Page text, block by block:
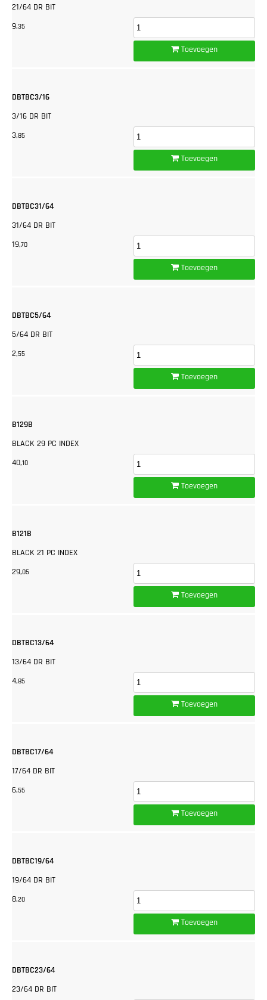
21/64 DR BIT
9,35
Toevoegen
DBTBC3/16
3/16 DR BIT
3,85
Toevoegen
DBTBC31/64
31/64 DR BIT
19,70
Toevoegen
DBTBC5/64
5/64 DR BIT
2,55
Toevoegen
B129B
BLACK 29 PC INDEX
40,10
Toevoegen
B121B
BLACK 21 PC INDEX
29,05
Toevoegen
DBTBC13/64
13/64 DR BIT
4,85
Toevoegen
DBTBC17/64
17/64 DR BIT
6,55
Toevoegen
DBTBC19/64
19/64 DR BIT
8,20
Toevoegen
DBTBC23/64
23/64 DR BIT